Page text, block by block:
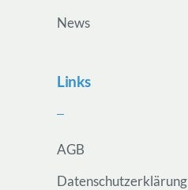
News
Links
AGB
Datenschutzerklärung